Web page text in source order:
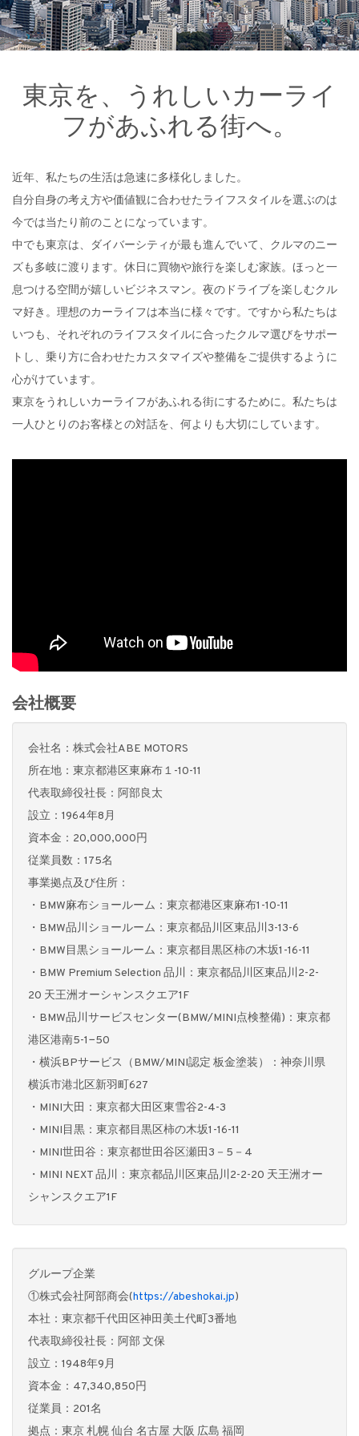
東京を、うれしいカーライ
フがあふれる街へ。
近年、私たちの生活は急速に多様化しました。
自分自身の考え方や価値観に合わせたライフスタイルを選ぶのは
今では当たり前のことになっています。
中でも東京は、ダイバーシティが最も進んでいて、クルマのニー
ズも多岐に渡ります。休日に買物や旅行を楽しむ家族。ほっと一
息つける空間が嬉しいビジネスマン。夜のドライブを楽しむクル
マ好き。理想のカーライフは本当に様々です。ですから私たちは
いつも、それぞれのライフスタイルに合ったクルマ選びをサポー
トし、乗り方に合わせたカスタマイズや整備をご提供するように
心がけています。
東京をうれしいカーライフがあふれる街にするために。私たちは
一人ひとりのお客様との対話を、何よりも大切にしています。
会社概要
会社名：株式会社ABE MOTORS
所在地：東京都港区東麻布１-10-11
代表取締役社長：阿部良太
設立：1964年8月
資本金：20,000,000円
従業員数：175名
事業拠点及び住所：
・BMW麻布ショールーム：東京都港区東麻布1-10-11
・BMW品川ショールーム：東京都品川区東品川3-13-6
・BMW目黒ショールーム：東京都目黒区柿の木坂1-16-11
・BMW Premium Selection 品川：東京都品川区東品川2-2-
20 天王洲オーシャンスクエア1F
・BMW品川サービスセンター(BMW/MINI点検整備)：東京都
港区港南5-1−50
・横浜BPサービス（BMW/MINI認定 板金塗装）：神奈川県
横浜市港北区新羽町627
・MINI大田：東京都大田区東雪谷2-4-3
・MINI目黒：東京都目黒区柿の木坂1-16-11
・MINI世田谷：東京都世田谷区瀬田3－5－4
・MINI NEXT 品川：東京都品川区東品川2-2-20 天王洲オー
シャンスクエア1F
グループ企業
①株式会社阿部商会(https://abeshokai.jp)
本社：東京都千代田区神田美土代町3番地
代表取締役社長：阿部 文保
設立：1948年9月
資本金：47,340,850円
従業員：201名
拠点：東京 札幌 仙台 名古屋 大阪 広島 福岡